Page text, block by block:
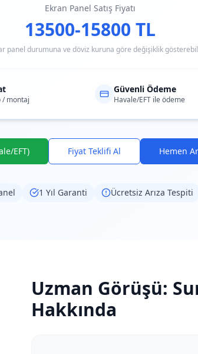
Ekran Panel Satış Fiyatı
13500-15800 TL
panel durumuna ve döviz kuruna göre değişiklik
/ montaj
Güvenli Ödeme
Havale/EFT ile ödeme
EFT) Fiyat Teklifi Al Hemen
1 Yıl Garanti Ücretsiz Arıza Tespiti
Uzman Görüşü:
Hakkında